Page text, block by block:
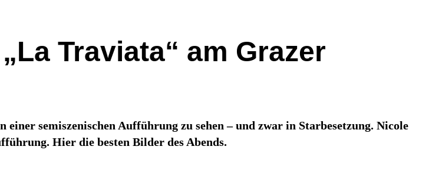
Traviata“ am Grazer
semiszenischen Aufführung zu sehen – und zwar in Starbesetzung. Nicole
Hier die besten Bilder des Abends.